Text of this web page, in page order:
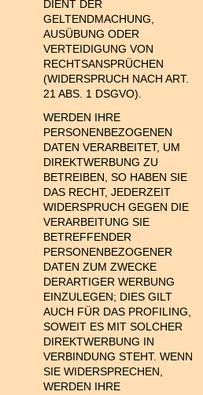
DIENT DER
GELTENDMACHUNG,
AUSÜBUNG ODER
VERTEIDIGUNG VON
RECHTSANSPRÜCHEN
(WIDERSPRUCH NACH ART.
21 ABS. 1 DSGVO).
WERDEN IHRE
PERSONENBEZOGENEN
DATEN VERARBEITET, UM
DIREKTWERBUNG ZU
BETREIBEN, SO HABEN SIE
DAS RECHT, JEDERZEIT
WIDERSPRUCH GEGEN DIE
VERARBEITUNG SIE
BETREFFENDER
PERSONENBEZOGENER
DATEN ZUM ZWECKE
DERARTIGER WERBUNG
EINZULEGEN; DIES GILT
AUCH FÜR DAS PROFILING,
SOWEIT ES MIT SOLCHER
DIREKTWERBUNG IN
VERBINDUNG STEHT. WENN
SIE WIDERSPRECHEN,
WERDEN IHRE